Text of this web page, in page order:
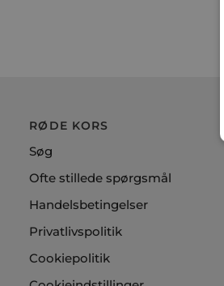
RØDE KORS
Søg
Ofte stillede spørgsmål
Handelsbetingelser
Privatlivspolitik
Cookiepolitik